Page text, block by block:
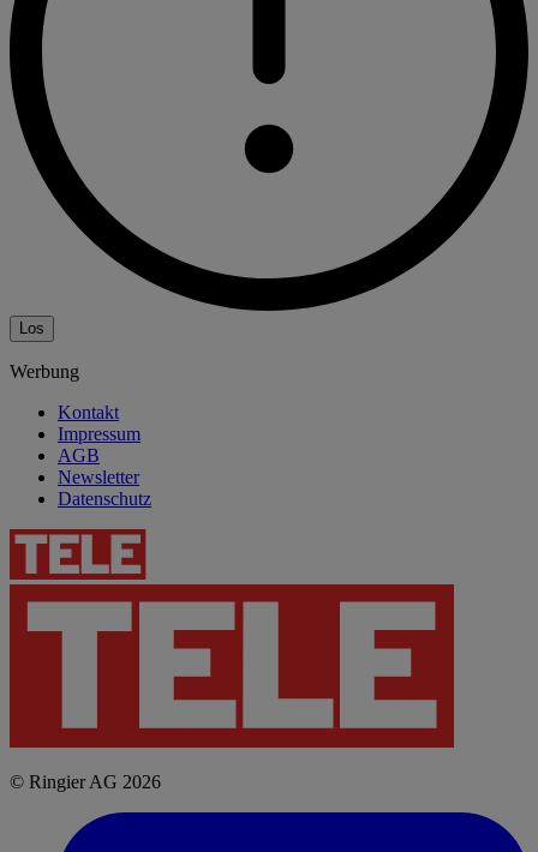
Los
Werbung
Kontakt
Impressum
AGB
Newsletter
Datenschutz
© Ringier AG 2026